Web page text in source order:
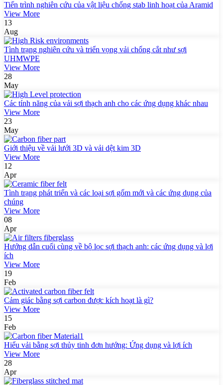
Tiến trình nghiên cứu của vật liệu chống stab linh hoạt của Aramid
View More
13
Aug
Tình trạng nghiên cứu và triển vọng vải chống cắt như sợi
UHMWPE
View More
28
May
Các tính năng của vải sợi thạch anh cho các ứng dụng khác nhau
View More
23
May
Giới thiệu về vải lưới 3D và vải dệt kim 3D
View More
12
Apr
Tình trạng phát triển và các loại sợi gốm mới và các ứng dụng của
chúng
View More
08
Apr
Hướng dẫn cuối cùng về bộ lọc sợi thạch anh: các ứng dụng và lợi
ích
View More
19
Feb
Cảm giác bằng sợi carbon được kích hoạt là gì?
View More
15
Feb
Hiểu vải bằng sợi thủy tinh đơn hướng: Ứng dụng và lợi ích
View More
28
Apr